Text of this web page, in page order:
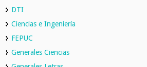
DTI
Ciencias e Ingeniería
FEPUC
Generales Ciencias